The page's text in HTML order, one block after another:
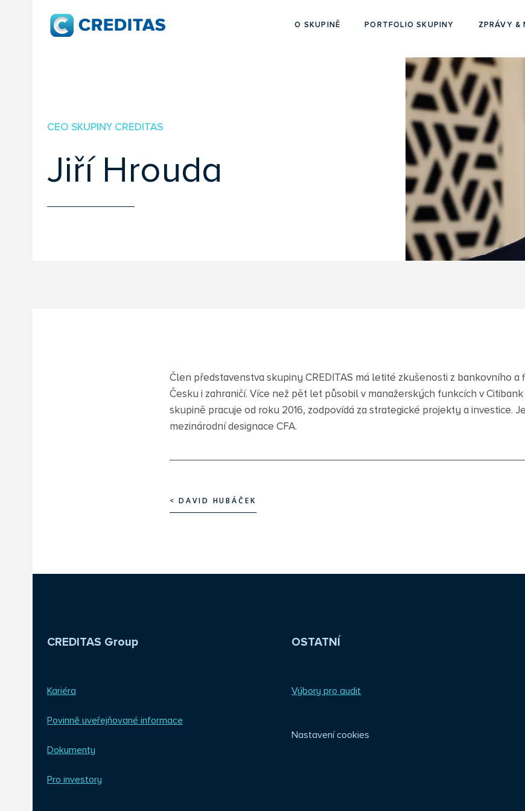
O SKUPINĚ PORTFOLIO SKUPINY ZPRÁVY &
CEO SKUPINY CREDITAS
Jiří Hrouda
Člen představenstva skupiny CREDITAS má letité zkušenosti z bankovního a
Česku i zahraničí. Více než pět let působil v manažerských funkcích v Citibank
skupině pracuje od roku 2016, zodpovídá za strategické projekty a investice.
mezinárodní designace CFA.
< DAVID HUBÁČEK
CREDITAS Group
Kariéra
Povinně uveřejňované informace
Dokumenty
Pro investory
OSTATNÍ
Výbory pro audit
Nastavení cookies